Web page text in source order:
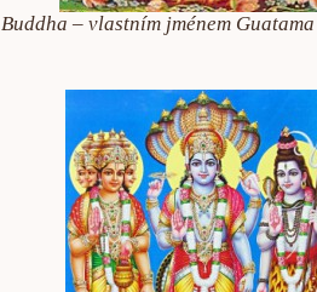
Buddha – vlastním jménem